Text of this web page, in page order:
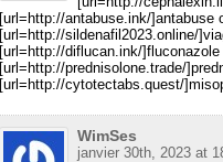
[url=http://antabuse.ink/]antabuse
[url=http://sildenafil2023.online/
[url=http://diflucan.ink/
[url=http://prednisolone.trade/
[url=http://cytotectabs.quest/
WimSes
janvier 30th, 2023 at